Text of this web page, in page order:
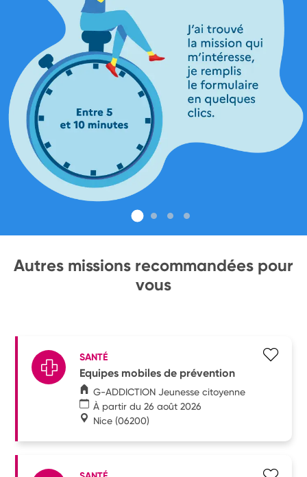
Autres missions recommandées pour
vous
SANTÉ
Equipes mobiles de prévention
G-ADDICTION Jeunesse citoyenne
À partir du 26 août 2026
Nice (06200)